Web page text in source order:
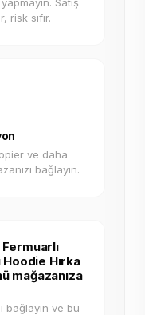
risk sıfır.
ve daha
bağlayın.
Hırka
mağazanıza
bağlayın ve bu